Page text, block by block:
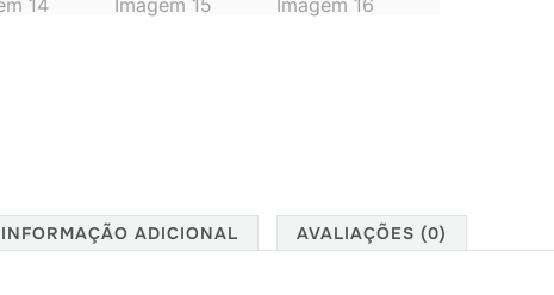
INFORMAÇÃO ADICIONAL AVALIAÇÕES (0)